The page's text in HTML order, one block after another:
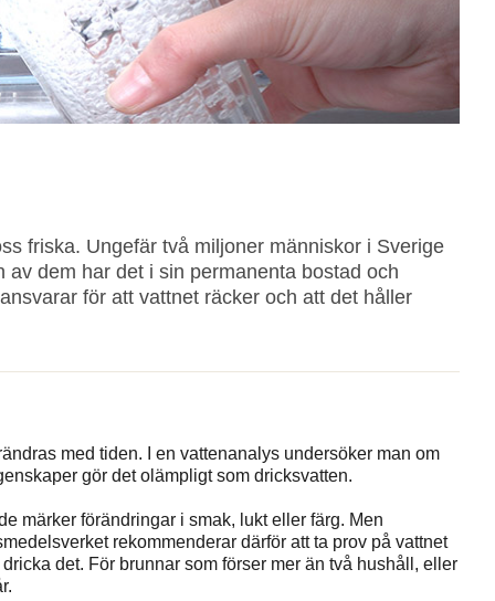
friska. Ungefär två miljoner människor i Sverige
dem har det i sin permanenta bostad och
för att vattnet räcker och att det håller
med tiden. I en vattenanalys undersöker man om
gör det olämpligt som dricksvatten.
märker förändringar i smak, lukt eller färg. Men
rekommenderar därför att ta prov på vattnet
det. För brunnar som förser mer än två hushåll, eller